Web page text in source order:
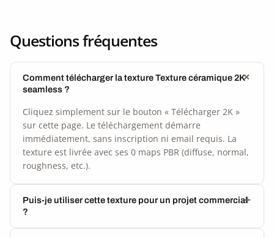
Questions fréquentes
Comment télécharger la texture Texture céramique 2K
seamless ?
Cliquez simplement sur le bouton « Télécharger 2K »
sur cette page. Le téléchargement démarre
immédiatement, sans inscription ni email requis. La
texture est livrée avec ses 0 maps PBR (diffuse, normal,
roughness, etc.).
Puis-je utiliser cette texture pour un projet commercial
?